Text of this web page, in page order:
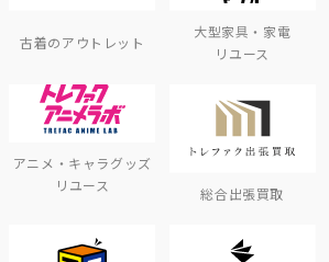
古着のアウトレット
大型家具・家電
リユース
アニメ・キャラグッズ
リユース
総合出張買取